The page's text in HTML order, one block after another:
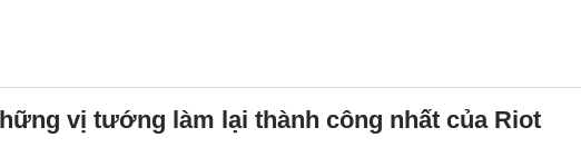
vị tướng làm lại thành công nhất của Riot